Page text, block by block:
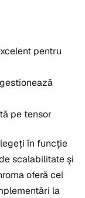
pentru
pe tensor
în funcție
scalabilitate și
oferă cel
la